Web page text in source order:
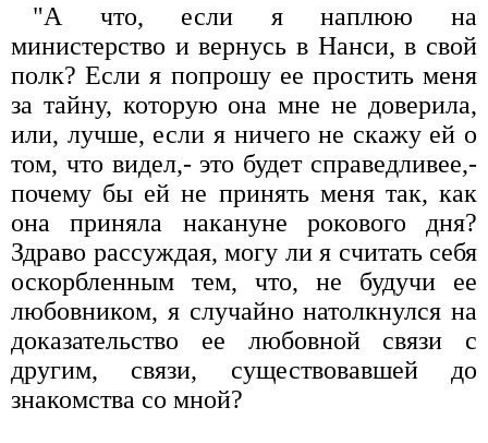
"А что, если я наплюю на
министерство и вернусь в Нанси, в свой
полк? Если я попрошу ее простить меня
за тайну, которую она мне не доверила,
или, лучше, если я ничего не скажу ей о
том, что видел,- это будет справедливее,-
почему бы ей не принять меня так, как
она приняла накануне рокового дня?
Здраво рассуждая, могу ли я считать себя
оскорбленным тем, что, не будучи ее
любовником, я случайно натолкнулся на
доказательство ее любовной связи с
другим, связи, существовавшей до
знакомства со мной?